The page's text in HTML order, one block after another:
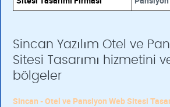
Sincan Yazılım Otel ve
Sitesi Tasarımı hizmetini
bölgeler
Sincan - Otel ve Pansiyon Web Sitesi